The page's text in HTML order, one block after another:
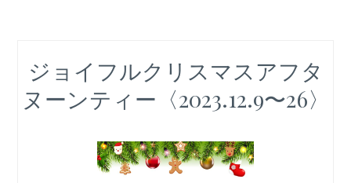
ジョイフルクリスマスアフタ
ヌーンティー〈2023.12.9〜26〉